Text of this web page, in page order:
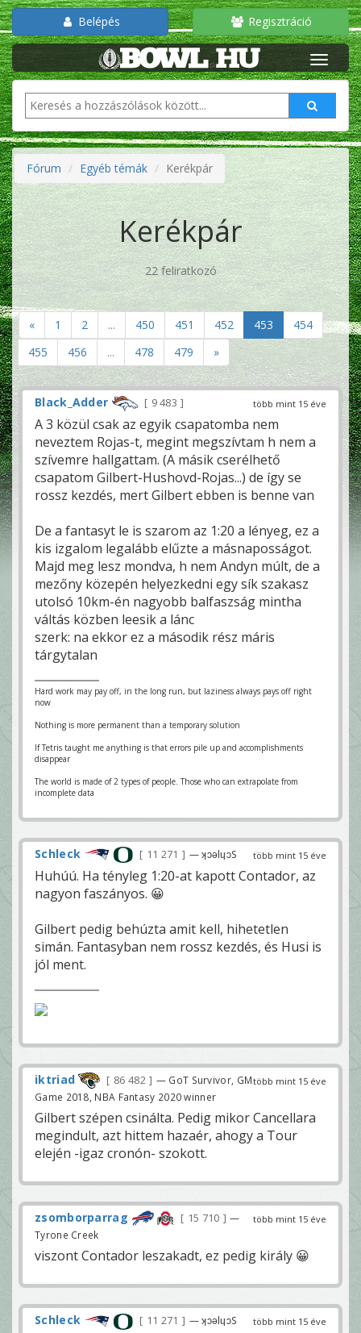
Belépés Regisztráció
Fórum Egyéb témák Kerékpár
Kerékpár
22 feliratkozó
« 1 2 ... 450 451 452 453
454
455
456 ... 478 479 »
több mint 15 éve
Black_Adder 9 483
A 3 közül csak az egyik csapatomba nem
neveztem Rojas-t, megint megszívtam h nem a
szívemre hallgattam. (A másik cserélhető
csapatom Gilbert-Hushovd-Rojas...) de így se
rossz kezdés, mert Gilbert ebben is benne van
De a fantasyt le is szarom az 1:20 a lényeg, ez a
kis izgalom legalább elűzte a másnaposságot.
Majd meg lesz mondva, h nem Andyn múlt, de a
mezőny közepén helyezkedni egy sík szakasz
utolsó 10km-én nagyobb balfaszság mintha
váltás közben leesik a lánc
szerk: na ekkor ez a második rész máris
tárgytalan
Hard work may pay off, in the long run, but laziness always pays off right
now
Nothing is more permanent than a temporary solution
If Tetris taught me anything is that errors pile up and accomplishments
disappear
The world is made of 2 types of people. Those who can extrapolate from
incomplete data
több mint 15 éve
Schleck 11 271 — ʞɔǝlɥɔS
Huhúú. Ha tényleg 1:20-at kapott Contador, az
nagyon faszányos. 😀
Gilbert pedig behúzta amit kell, hihetetlen
simán. Fantasyban nem rossz kezdés, és Husi is
jól ment.
több mint 15 éve
iktriad 86 482
— GoT Survivor, GM
Game 2018, NBA Fantasy 2020 winner
Gilbert szépen csinálta. Pedig mikor Cancellara
megindult, azt hittem hazaér, ahogy a Tour
elején -igaz cronón- szokott.
több mint 15 éve
zsomborparrag 15 710
—
Tyrone Creek
viszont Contador leszakadt, ez pedig király 😀
több mint 15 éve
Schleck 11 271 — ʞɔǝlɥɔS